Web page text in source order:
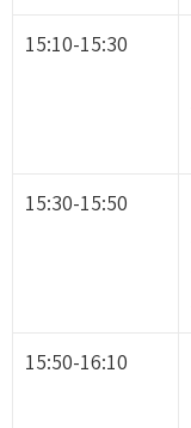
15:10-15:30
15:30-15:50
15:50-16:10